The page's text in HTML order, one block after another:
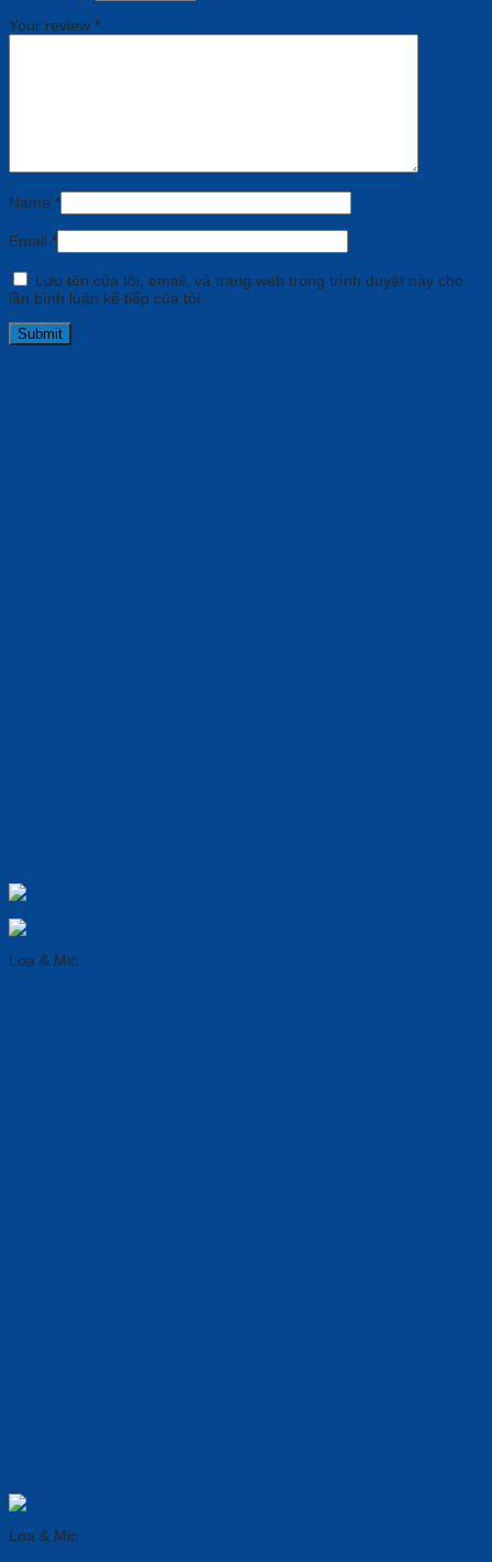
Your review *
Name *
Email *
Lưu tên của tôi, email, và trang web trong trình duyệt này cho
lần bình luận kế tiếp của tôi.
Loa & Mic
Loa & Mic